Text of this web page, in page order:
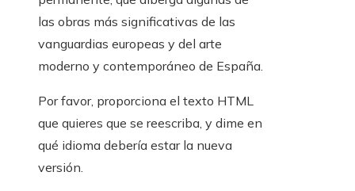
las obras más significativas de las
vanguardias europeas y del arte
moderno y contemporáneo de España.
Por favor, proporciona el texto HTML
que quieres que se reescriba, y dime en
qué idioma debería estar la nueva
versión.